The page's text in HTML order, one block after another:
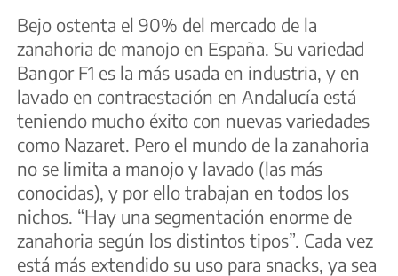
Bejo ostenta el 90% del mercado de la
zanahoria de manojo en España. Su variedad
Bangor F1 es la más usada en industria, y en
lavado en contraestación en Andalucía está
teniendo mucho éxito con nuevas variedades
como Nazaret. Pero el mundo de la zanahoria
no se limita a manojo y lavado (las más
conocidas), y por ello trabajan en todos los
nichos. “Hay una segmentación enorme de
zanahoria según los distintos tipos”. Cada vez
está más extendido su uso para snacks, ya sea